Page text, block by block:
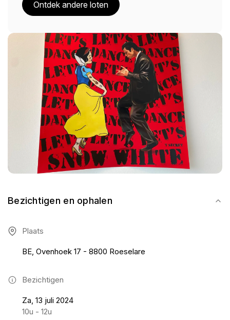
Bezichtigen en ophalen
Plaats
BE, Ovenhoek 17 - 8800 Roeselare
Bezichtigen
Za, 13 juli 2024
10u - 12u
Ontdek andere loten